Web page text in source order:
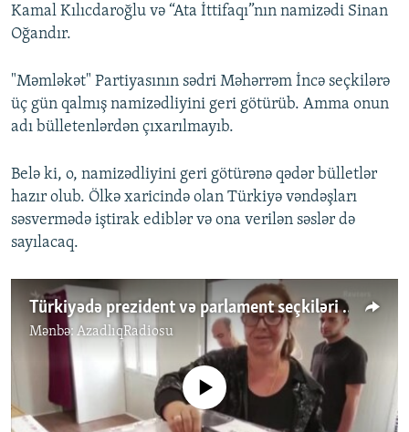
Kamal Kılıcdaroğlu və “Ata İttifaqı”nın namizədi Sinan
Oğandır.
"Məmləkət" Partiyasının sədri Məhərrəm İncə seçkilərə
üç gün qalmış namizədliyini geri götürüb. Amma onun
adı bülletenlərdən çıxarılmayıb.
Belə ki, o, namizədliyini geri götürənə qədər bülletlər
hazır olub. Ölkə xaricində olan Türkiyə vəndəşları
səsvermədə iştirak ediblər və ona verilən səslər də
sayılacaq.
Türkiyədə prezident və parlament seçkiləri keçirilir
Mənbə: AzadlıqRadiosu
No media source currently available